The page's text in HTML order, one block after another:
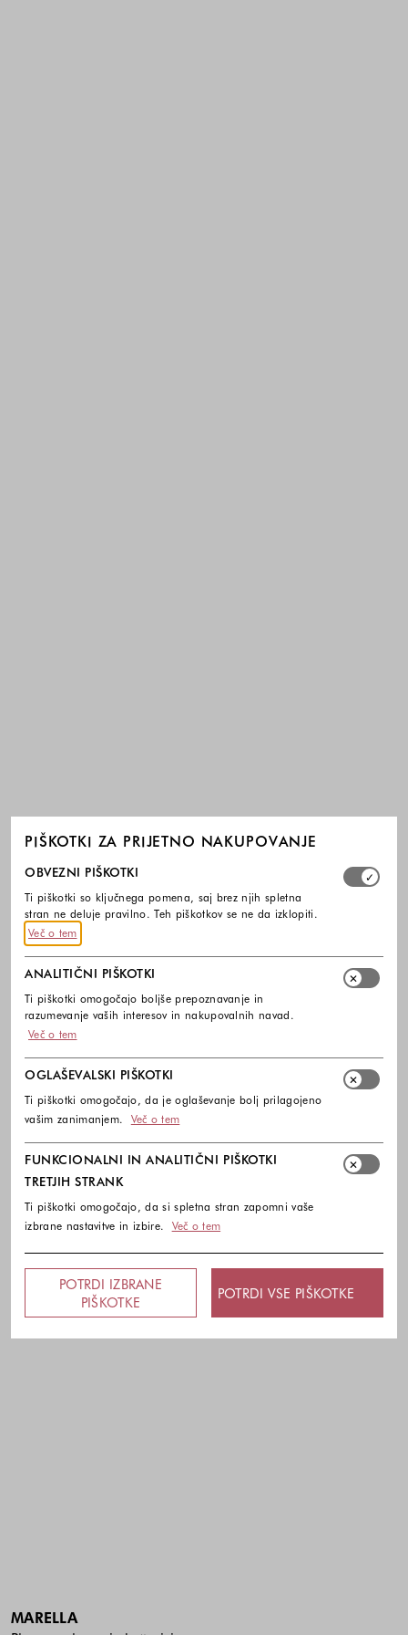
MARELLA
PIŠKOTKI ZA PRIJETNO NAKUPOVANJE
Izberite, katere skupine piškotkov dovolite. Obvezni
OBVEZNI PIŠKOTKI
Ti piškotki so ključnega pomena, saj brez njih spletna
stran ne deluje pravilno. Teh piškotkov se ne da izklopiti.
Več o tem
ANALITIČNI PIŠKOTKI
Ti piškotki omogočajo boljše prepoznavanje in
razumevanje vaših interesov in nakupovalnih navad.
Več o tem
OGLAŠEVALSKI PIŠKOTKI
Ti piškotki omogočajo, da je oglaševanje bolj prilagojeno
vašim zanimanjem.
Več o tem
FUNKCIONALNI IN ANALITIČNI PIŠKOTKI
TRETJIH STRANK
Ti piškotki omogočajo, da si spletna stran zapomni vaše
izbrane nastavitve in izbire.
Več o tem
POTRDI IZBRANE
PIŠKOTKE
POTRDI VSE PIŠKOTKE